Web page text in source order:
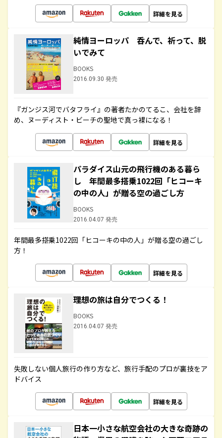
詳細を見る
純情ヨーロッパ 呑んで、祈って、脱
いでみて
BOOKS
2016.09.30 発売
『ガンジス河でバタフライ』の著者たかのてるこ、会社を辞
め、ヌーディスト・ビーチの聖地で真っ裸になる！
詳細を見る
パラダイス山元の飛行機のある暮ら
し 年間最多搭乗1022回「ヒコーキ
の中の人」が贈る空の過ごし方
BOOKS
2016.04.07 発売
年間最多搭乗1022回「ヒコーキの中の人」が贈る空の過ごし
方！
詳細を見る
理想の旅は自分でつくる！
BOOKS
2016.04.07 発売
失敗しない個人旅行の作り方など、旅行手配のプロが裏技をア
ドバイス
詳細を見る
日本一小さな航空会社の大きな奇跡の